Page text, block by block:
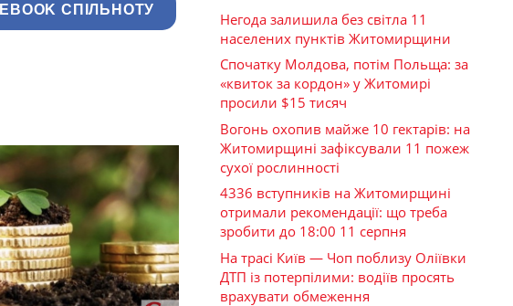
СПІЛЬНОТУ
Негода залишила без світла 11
населених пунктів Житомирщини
Спочатку Молдова, потім Польща: за
«квиток за кордон» у Житомирі
просили $15 тисяч
Вогонь охопив майже 10 гектарів: на
Житомирщині зафіксували 11 пожеж
сухої рослинності
4336 вступників на Житомирщині
отримали рекомендації: що треба
зробити до 18:00 11 серпня
На трасі Київ — Чоп поблизу Оліївки
ДТП із потерпілими: водіїв просять
врахувати обмеження